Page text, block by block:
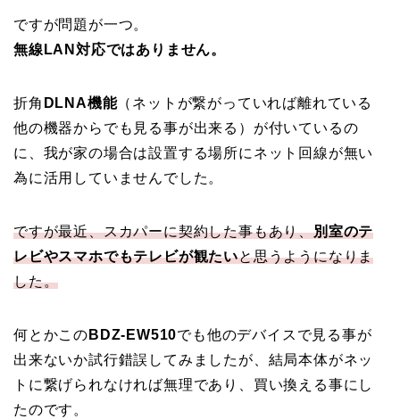
ですが問題が一つ。
無線LAN対応ではありません。
折角 DLNA機能（ネットが繋がっていれば離れている
他の機器からでも見る事が出来る）が付いているの
に、我が家の場合は設置する場所にネット回線が無い
為に活用していませんでした。
ですが最近、スカパーに契約した事もあり、別室のテ
レビやスマホでもテレビが観たいと思うようになりま
した。
何とかこの BDZ-EW510でも他のデバイスで見る事が
出来ないか試行錯誤してみましたが、結局本体がネッ
トに繋げられなければ無理であり、買い換える事にし
たのです。